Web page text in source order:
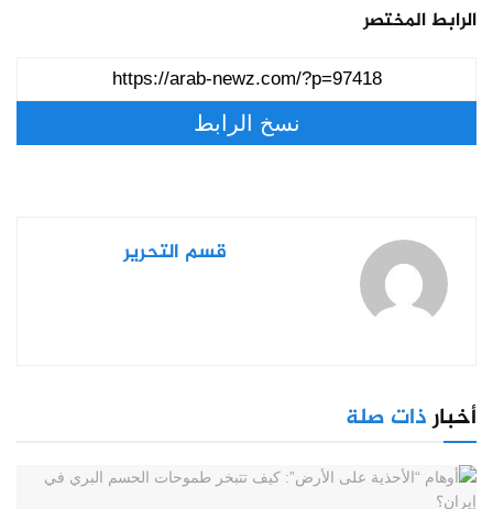
الرابط المختصر
نسخ الرابط
قسم التحرير
أخبارذات صلة